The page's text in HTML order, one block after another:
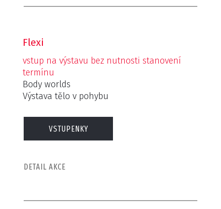
Flexi
vstup na výstavu bez nutnosti stanovení
termínu
Body worlds
Výstava tělo v pohybu
VSTUPENKY
DETAIL AKCE